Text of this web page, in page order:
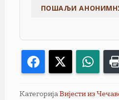
Facebook
Категорија Вијести из